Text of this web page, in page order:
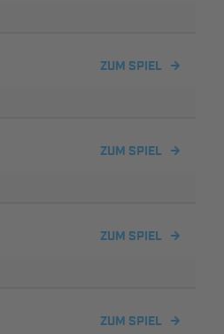
ZUM SPIEL
ZUM SPIEL
ZUM SPIEL
ZUM SPIEL